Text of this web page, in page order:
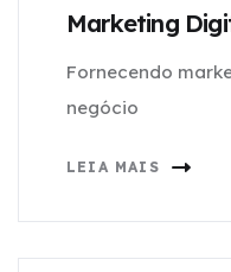
Marketing
Fornecendo
negócio
LEIA MAIS